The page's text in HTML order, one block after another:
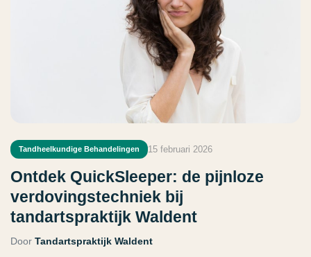
Tandheelkundige Behandelingen 15 februari 2026
Ontdek QuickSleeper: de pijnloze
verdovingstechniek bij
tandartspraktijk Waldent
Door Tandartspraktijk Waldent